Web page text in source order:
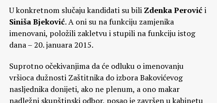
U konkretnom slučaju kandidati su bili Zdenka Perovići
Siniša Bjeković. A oni su na funkciju zamjenika
imenovani, položili zakletvu i stupili na funkciju istog
dana – 20. januara 2015.
Suprotno očekivanjima da će odluku o imenovanju
vršioca dužnosti Zaštitnika do izbora Bakovićevog
nasljednika donijeti, ako ne plenum, a ono makar
nadležni skupštinski odbor, posao je završen u kabinetu